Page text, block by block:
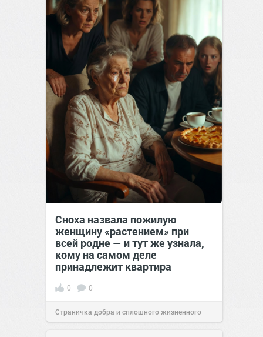
Сноха назвала пожилую
женщину «растением» при
всей родне — и тут же узнала,
кому на самом деле
принадлежит квартира
0 0
Страничка добра и сплошного жизненного